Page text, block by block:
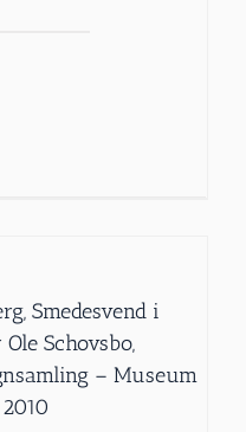
Smedesvend i
Schovsbo,
– Museum